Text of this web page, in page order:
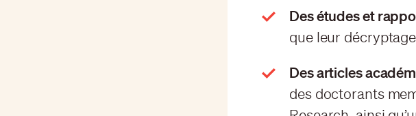
Des études et
que leur
Des articles
des doctorants